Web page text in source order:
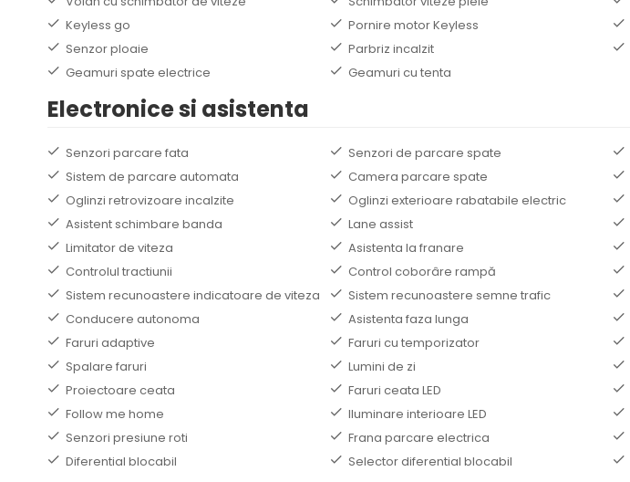
Keyless go
Pornire motor Keyless
Senzor ploaie
Parbriz incalzit
Geamuri spate electrice
Geamuri cu tenta
Electronice si asistenta
Senzori parcare fata Senzori de parcare spate
Sistem de parcare automata
Camera parcare spate
Oglinzi retrovizoare incalzite
Oglinzi exterioare rabatabile electric
Asistent schimbare banda
Lane assist
Limitator de viteza
Asistenta la franare
Controlul tractiunii
Control coborâre rampă
Sistem recunoastere indicatoare de viteza
Sistem recunoastere semne trafic
Conducere autonoma
Asistenta faza lunga
Faruri adaptive
Faruri cu temporizator
Spalare faruri
Lumini de zi
Proiectoare ceata
Faruri ceata LED
Follow me home
Iluminare interioare LED
Senzori presiune roti
Frana parcare electrica
Diferential blocabil
Selector diferential blocabil